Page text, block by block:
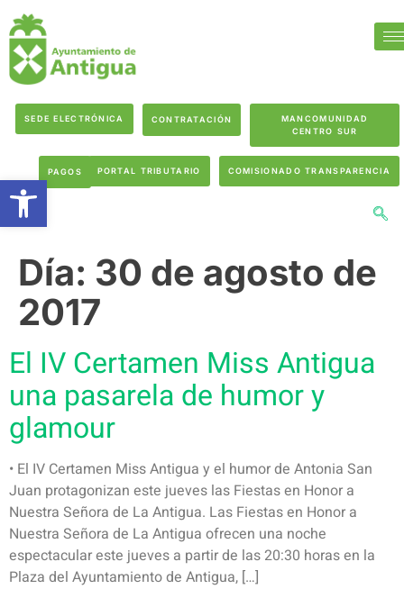
SEDE ELECTRÓNICA CONTRATACIÓN
MANCOMUNIDAD
CENTRO SUR
PAGOS PORTAL TRIBUTARIO COMISIONADO TRANSPARENCIA
Día: 30 de agosto de
2017
El IV Certamen Miss Antigua
una pasarela de humor y
glamour
• El IV Certamen Miss Antigua y el humor de Antonia San
Juan protagonizan este jueves las Fiestas en Honor a
Nuestra Señora de La Antigua. Las Fiestas en Honor a
Nuestra Señora de La Antigua ofrecen una noche
espectacular este jueves a partir de las 20:30 horas en la
Plaza del Ayuntamiento de Antigua, […]
Abrir barra de herramientas